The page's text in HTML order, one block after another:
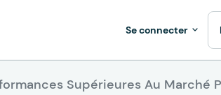
Supérieures Au Marché
Se connecter